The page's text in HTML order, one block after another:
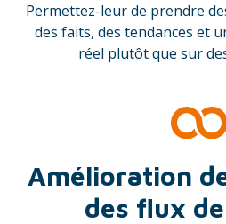
Permettez-leur de prendre
des faits, des tendances et
réel plutôt que sur
Amélioration
des flux